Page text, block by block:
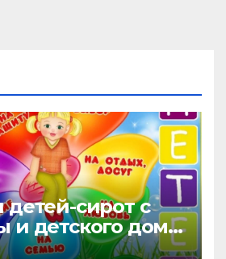
детей-сирот с
и детского дома